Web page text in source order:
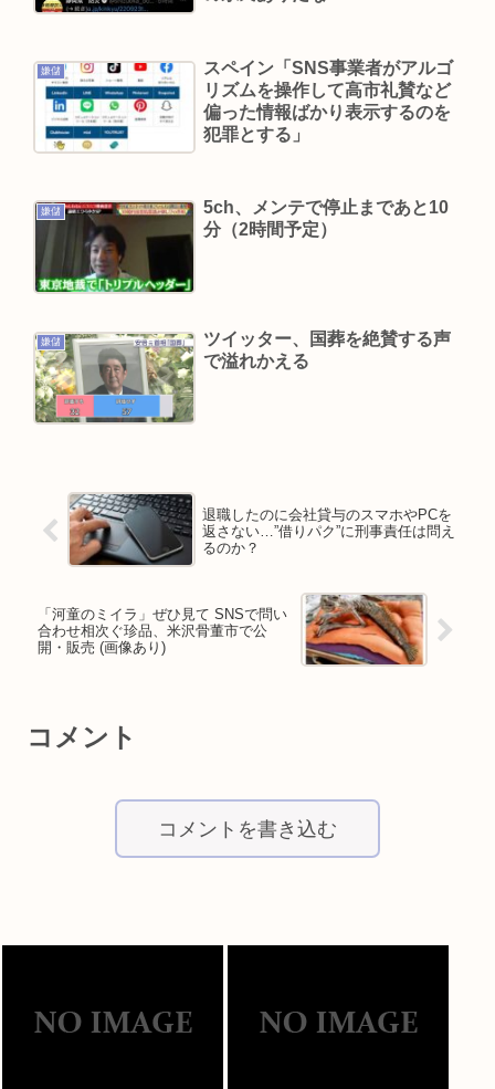
Powered by livedoor 相互RSS
嫌儲
スペイン「SNS事業者がアルゴ
リズムを操作して高市礼賛など
偏った情報ばかり表示するのを
犯罪とする」
嫌儲
5ch、メンテで停止まであと10
分（2時間予定）
嫌儲
ツイッター、国葬を絶賛する声
で溢れかえる
退職したのに会社貸与のスマホやPCを
返さない…”借りパク”に刑事責任は問え
るのか？
「河童のミイラ」ぜひ見て SNSで問い
合わせ相次ぐ珍品、米沢骨董市で公
開・販売 (画像あり)
コメント
コメントを書き込む